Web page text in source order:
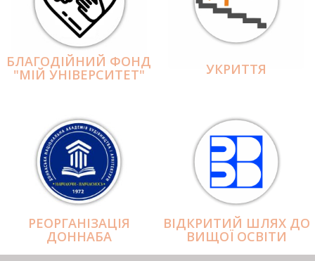
БЛАГОДІЙНИЙ ФОНД
"МІЙ УНІВЕРСИТЕТ" УКРИТТЯ
РЕОРГАНІЗАЦІЯ
ДОННАБА
ВІДКРИТИЙ ШЛЯХ ДО
ВИЩОЇ ОСВІТИ